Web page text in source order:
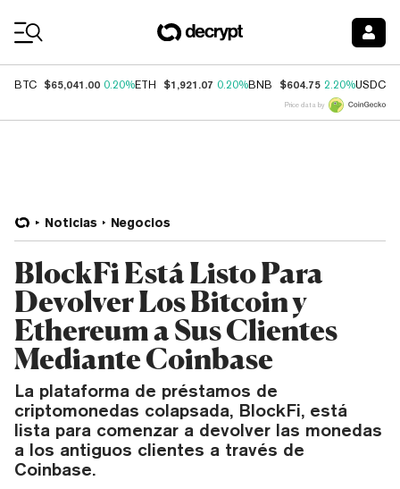
BTC $65,041.00 0.20%ETH $1,921.07 0.20%BNB $604.75 2.20%USDC
Price data by
Noticias Negocios
BlockFi Está Listo Para
Devolver Los Bitcoin y
Ethereum a Sus Clientes
Mediante Coinbase
La plataforma de préstamos de
criptomonedas colapsada, BlockFi, está
lista para comenzar a devolver las monedas
a los antiguos clientes a través de
Coinbase.